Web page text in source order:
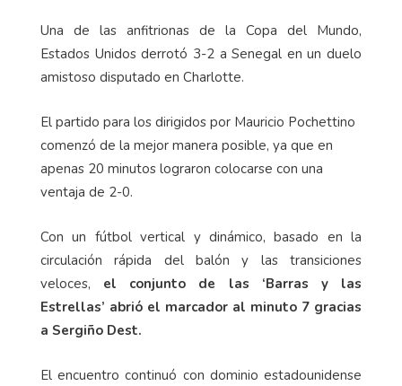
Una de las anfitrionas de la Copa del Mundo,
Estados Unidos derrotó 3-2 a Senegal en un duelo
amistoso disputado en Charlotte.
El partido para los dirigidos por Mauricio Pochettino
comenzó de la mejor manera posible, ya que en
apenas 20 minutos lograron colocarse con una
ventaja de 2-0.
Con un fútbol vertical y dinámico, basado en la
circulación rápida del balón y las transiciones
veloces, el conjunto de las ‘Barras y las
Estrellas’ abrió el marcador al minuto 7 gracias
a Sergiño Dest.
El encuentro continuó con dominio estadounidense